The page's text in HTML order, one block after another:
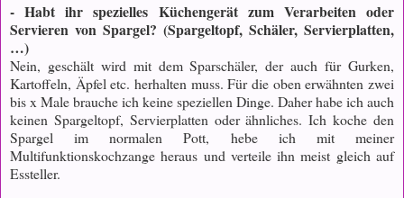
- Habt ihr spezielles Küchengerät zum Verarbeiten oder
Servieren von Spargel? (Spargeltopf, Schäler, Servierplatten,
…)
Nein, geschält wird mit dem Sparschäler, der auch für Gurken,
Kartoffeln, Äpfel etc. herhalten muss. Für die oben erwähnten zwei
bis x Male brauche ich keine speziellen Dinge. Daher habe ich auch
keinen Spargeltopf, Servierplatten oder ähnliches. Ich koche den
Spargel im normalen Pott, hebe ich mit meiner
Multifunktionskochzange heraus und verteile ihn meist gleich auf
Essteller.